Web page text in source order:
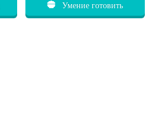
Умение готовить